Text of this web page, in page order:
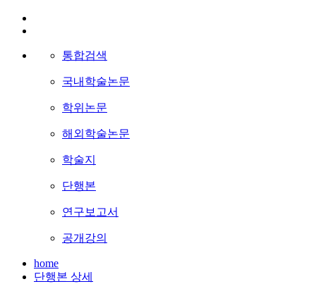
통합검색
국내학술논문
학위논문
해외학술논문
학술지
단행본
연구보고서
공개강의
home
단행본 상세